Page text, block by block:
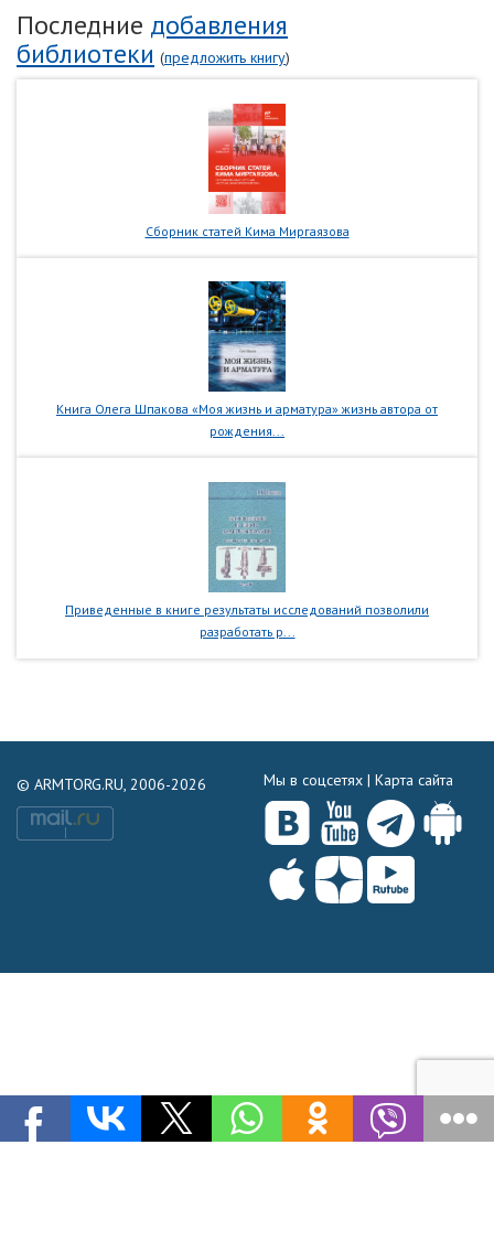
Последние добавления
библиотеки (предложить книгу)
Сборник статей Кима Миргаязова
Книга Олега Шпакова «Моя жизнь и арматура» жизнь автора от
рождения...
Приведенные в книге результаты исследований позволили
разработать р...
© ARMTORG.RU, 2006-2026 Мы в соцсетях | Карта сайта